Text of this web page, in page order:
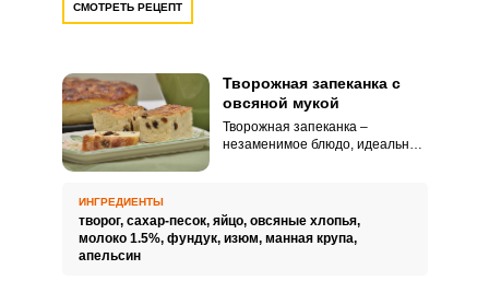
СМОТРЕТЬ РЕЦЕПТ
Творожная запеканка с
овсяной мукой
Творожная запеканка –
незаменимое блюдо, идеально
это блюдо диетическим, а
присутствие в нем орехов и
изюма – питательным и
ИНГРЕДИЕНТЫ
творог, сахар-песок, яйцо, овсяные хлопья,
молоко 1.5%, фундук, изюм, манная крупа,
апельсин